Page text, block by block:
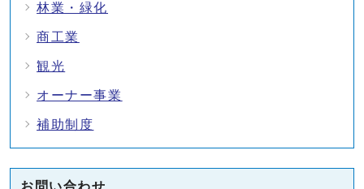
林業・緑化
商工業
観光
オーナー事業
補助制度
お問い合わせ